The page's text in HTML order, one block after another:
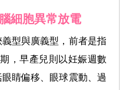
細胞異常放電
型與廣義型，前者是指
，早產兒則以妊娠週數
睛偏移、眼球震動、過